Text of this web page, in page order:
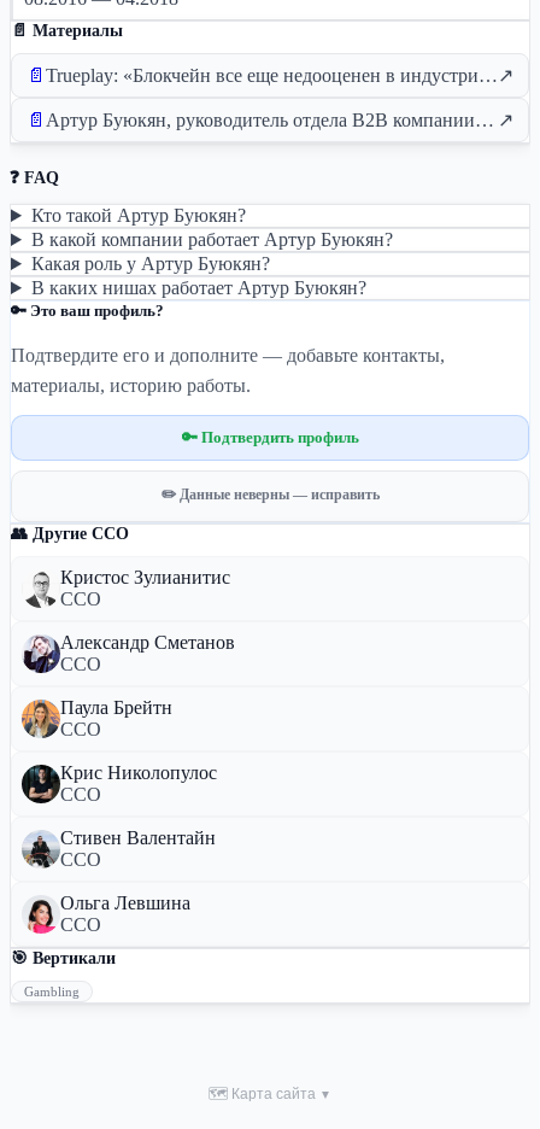
📄 Материалы
📄 Trueplay: «Блокчейн все еще недооценен в индустрии, и ICE - идеальная декорация для этой долгожданной дискуссии»↗
📄 Артур Буюкян, руководитель отдела B2B компании Trueplay: «Мы создали маркетинговый инструмент для онлайн-казино, который повышает вовлеченность пользователей» ↗
❓ FAQ
Кто такой Артур Буюкян?
В какой компании работает Артур Буюкян?
Какая роль у Артур Буюкян?
В каких нишах работает Артур Буюкян?
🔑 Это ваш профиль?
Подтвердите его и дополните — добавьте контакты,
материалы, историю работы.
🔑 Подтвердить профиль
✏️ Данные неверны — исправить
👥 Другие CCO
Кристос Зулианитис
CCO
Александр Сметанов
CCO
Паула Брейтн
CCO
Крис Николопулос
CCO
Стивен Валентайн
CCO
Ольга Левшина
CCO
🎯 Вертикали
Gambling
🗺 Карта сайта ▼